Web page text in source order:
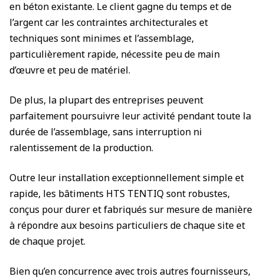
en béton existante. Le client gagne du temps et de
l’argent car les contraintes architecturales et
techniques sont minimes et l’assemblage,
particulièrement rapide, nécessite peu de main
d’œuvre et peu de matériel.
De plus, la plupart des entreprises peuvent
parfaitement poursuivre leur activité pendant toute la
durée de l’assemblage, sans interruption ni
ralentissement de la production.
Outre leur installation exceptionnellement simple et
rapide, les bâtiments HTS TENTIQ sont robustes,
conçus pour durer et fabriqués sur mesure de manière
à répondre aux besoins particuliers de chaque site et
de chaque projet.
Bien qu’en concurrence avec trois autres fournisseurs,